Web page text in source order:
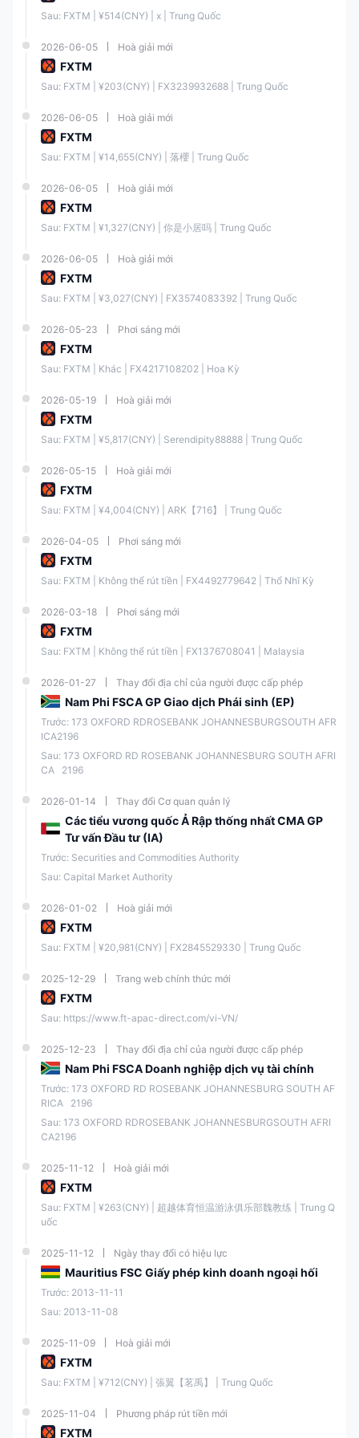
để bàn, web và thiết bị di động, cho phép giao dịch thuận tiện mọi lúc
mọi nơi.
FXTM Ưu điểm và Nhược điểm
Được quản lý bởi FCA và
FSC (Offshore)
Các loại tài khoản được tùy
chỉnh
Tài khoản demo có sẵn
Nhiều tùy chọn nạp và rút
tiền
Tài nguyên giáo dục miễn
phí
Công cụ giao dịch phong
Hỗ trợ khách hàng chất
lượng cao
FXTM Có Hợp pháp không?
FXTM hoạt động dưới một khuôn khổ quản lý mạnh mẽ, và nó có một
số thực thể được quản lý ở các khu vực pháp lý khác nhau:
Quố
c gia
Quả
n lý
Cơ
qua
Quả
Thự
c
Quả
Loại
Giấy
phé
Giấy
phé
Trạn
Hiện
FCA
Exini
UK
Ltd
Thô
ng
)
777
911
c
quả
FSC
LIMI
Fore
Bán
lẻ
229
n lý
Công cụ Thị trường
FXTM cung cấp hơn nhiều công cụ giao dịch khác nhau, bao gồm
Forex, kim loại, Hàng hóa, Cổ phiếu, Chỉ số, Tiền điện tử, và CFD
Tuy nhiên, Sàn giao dịch này hiện không hỗ trợ giao dịch trên
đồng Tương lai, Quyền chọn và ETFs
Ngoại hối
Chỉ số ✔
Kim loại quý
Hàng hóa
Tiền điện tử ✔
CFD
Sau: FXTM | ¥514(CNY) | x | Trung Quốc
2026-06-05 Hoà giải mới
FXTM
Sau: FXTM | ¥203(CNY) | FX3239932688 | Trung Quốc
2026-06-05 Hoà giải mới
FXTM
Sau: FXTM | ¥14,655(CNY) | 落櫻 | Trung Quốc
2026-06-05 Hoà giải mới
FXTM
Sau: FXTM | ¥1,327(CNY) | 你是小居吗 | Trung Quốc
2026-06-05 Hoà giải mới
FXTM
Sau: FXTM | ¥3,027(CNY) | FX3574083392 | Trung Quốc
2026-05-23 Phơi sáng mới
FXTM
Sau: FXTM | Khác | FX4217108202 | Hoa Kỳ
2026-05-19 Hoà giải mới
FXTM
Sau: FXTM | ¥5,817(CNY) | Serendipity88888 | Trung Quốc
2026-05-15 Hoà giải mới
FXTM
Sau: FXTM | ¥4,004(CNY) | ARK【716】 | Trung Quốc
2026-04-05 Phơi sáng mới
FXTM
Sau: FXTM | Không thể rút tiền | FX4492779642 | Thổ Nhĩ Kỳ
2026-03-18 Phơi sáng mới
FXTM
Sau: FXTM | Không thể rút tiền | FX1376708041 | Malaysia
2026-01-27 Thay đổi địa chỉ của người được cấp phép
Nam Phi FSCA GP Giao dịch Phái sinh (EP)
Trước: 173 OXFORD RDROSEBANK JOHANNESBURGSOUTH AFR
ICA2196
Sau: 173 OXFORD RD ROSEBANK JOHANNESBURG SOUTH AFRI
CA   2196
2026-01-14 Thay đổi Cơ quan quản lý
Các tiểu vương quốc Ả Rập thống nhất CMA GP
Tư vấn Đầu tư (IA)
Trước: Securities and Commodities Authority
Sau: Capital Market Authority
2026-01-02 Hoà giải mới
FXTM
Sau: FXTM | ¥20,981(CNY) | FX2845529330 | Trung Quốc
2025-12-29 Trang web chính thức mới
FXTM
Sau: https://www.ft-apac-direct.com/vi-VN/
2025-12-23 Thay đổi địa chỉ của người được cấp phép
Nam Phi FSCA Doanh nghiệp dịch vụ tài chính
Trước: 173 OXFORD RD ROSEBANK JOHANNESBURG SOUTH AF
RICA   2196
Sau: 173 OXFORD RDROSEBANK JOHANNESBURGSOUTH AFRI
CA2196
2025-11-12 Hoà giải mới
FXTM
Sau: FXTM | ¥263(CNY) | 超越体育恒温游泳俱乐部魏教练 | Trung Q
uốc
2025-11-12 Ngày thay đổi có hiệu lực
Mauritius FSC Giấy phép kinh doanh ngoại hối
Trước: 2013-11-11
Sau: 2013-11-08
2025-11-09 Hoà giải mới
FXTM
Sau: FXTM | ¥712(CNY) | 張翼【茗禹】 | Trung Quốc
2025-11-04 Phương pháp rút tiền mới
FXTM